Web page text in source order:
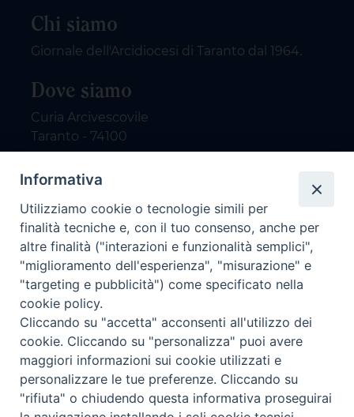
Chi siamo
Giornale dell'Arcidiocesi di Taranto dal 1964.
Dove siamo
Curia Arcivescovile
Taranto - 74100
Contatti
email: redazione@nuovodialogo.com
marketing@nuovodialogo.com
tel: 0994525780
tel 2:
Newsletter
Iscriviti alla nostra newsletter
Informativa
Utilizziamo cookie o tecnologie simili per
finalità tecniche e, con il tuo consenso, anche per
altre finalità ("interazioni e funzionalità semplici",
"miglioramento dell'esperienza", "misurazione" e
"targeting e pubblicità") come specificato nella
cookie policy.
Cliccando su "accetta" acconsenti all'utilizzo dei
cookie. Cliccando su "personalizza" puoi avere
maggiori informazioni sui cookie utilizzati e
personalizzare le tue preferenze. Cliccando su
"rifiuta" o chiudendo questa informativa proseguirai